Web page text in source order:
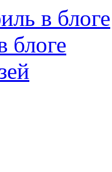
в блоге
блоге